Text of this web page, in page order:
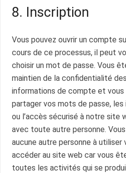
8. Inscription
Vous pouvez ouvrir un compte
cours de ce processus, il peut
choisir un mot de passe. Vous
maintien de la confidentialité
informations de compte et
partager vos mots de passe,
ou l’accès sécurisé à notre site
avec toute autre personne.
aucune autre personne à
accéder au site web car vous
toutes les activités qui se